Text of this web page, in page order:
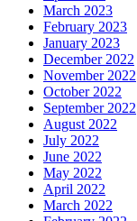
March 2023
February 2023
January 2023
December 2022
November 2022
October 2022
September 2022
August 2022
July 2022
June 2022
May 2022
April 2022
March 2022